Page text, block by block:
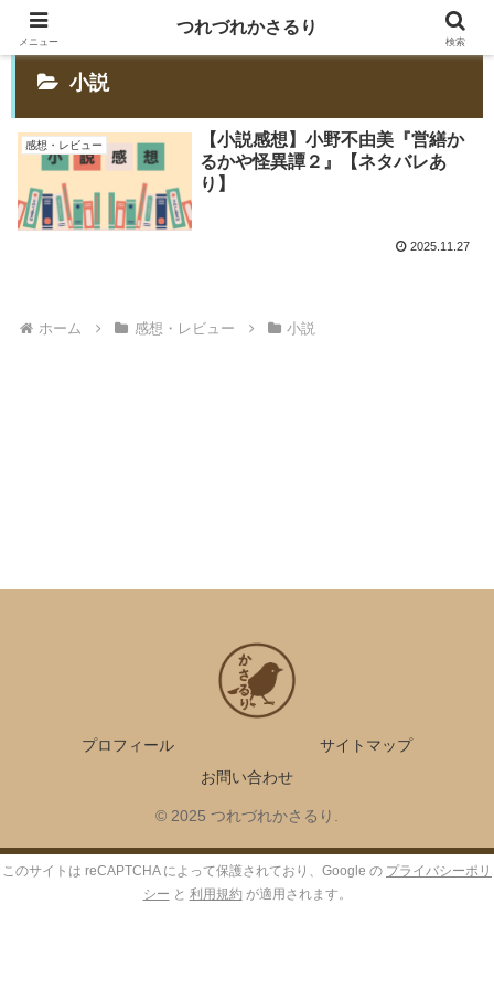
小説
感想・レビュー
【小説感想】小野不由美『営繕か
るかや怪異譚２』【ネタバレあ
り】
2025.11.27
ホーム 感想・レビュー 小説
プロフィール
サイトマップ
お問い合わせ
© 2025 つれづれかさるり.
メニュー
つれづれかさるり
検索
このサイトは reCAPTCHA によって保護されており、Google の プライバシーポリ
シー と 利用規約 が適用されます。